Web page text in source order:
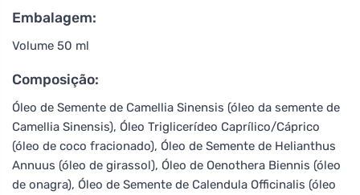
Embalagem:
Volume 50 ml
Composição:
Óleo de Semente de Camellia Sinensis (óleo da semente de
Camellia Sinensis), Óleo Triglicerídeo Caprílico/Cáprico
(óleo de coco fracionado), Óleo de Semente de Helianthus
Annuus (óleo de girassol), Óleo de Oenothera Biennis (óleo
de onagra), Óleo de Semente de Calendula Officinalis (óleo